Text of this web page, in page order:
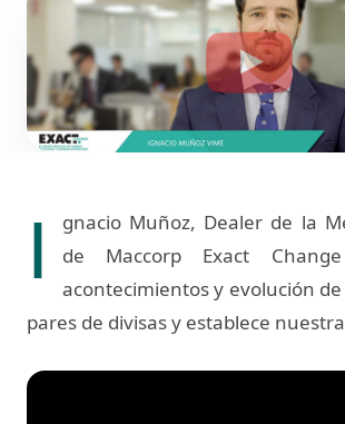
I
gnacio Muñoz, Dealer de la
de Maccorp Exact
acontecimientos y evolución
pares de divisas y establece